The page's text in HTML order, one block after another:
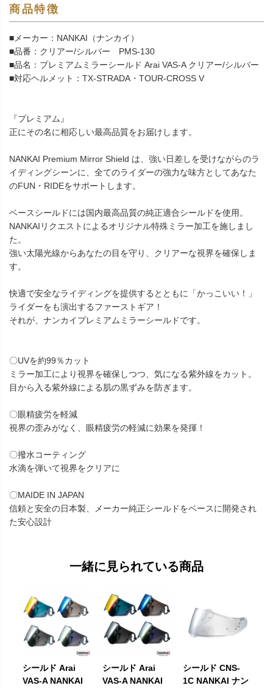
商品特徴
■メーカー：NANKAI（ナンカイ）
■品番：クリアー/シルバー PMS-130
■品名：プレミアムミラーシールド Arai VAS-A クリアー/シルバー
■対応ヘルメット：TX-STRADA・TOUR-CROSS V
『プレミアム』
正にその名に相応しい最高品質をお届けします。
NANKAI Premium Mirror Shield は、強い日差しを受けながらのラ
イディングシーンに、全てのライダーの強力な味方としてあなた
のFUN・RIDEをサポートします。
ベースシールドには国内最高品質の純正適合シールドを使用。
NANKAIリクエストによるオリジナル特殊ミラー加工を施しまし
た。
強い太陽光線からあなたの目を守り、クリアーな視界を確保しま
す。
快適で安全なライディングを提供するとともに「かっこいい！」
ライダーをも演出するファーストギア！
それが、ナンカイプレミアムミラーシールドです。
〇UVを約99％カット
ミラー加工により視界を確保しつつ、気になる紫外線をカット。
目から入る紫外線による肌の黒ずみを防ぎます。
〇眼精疲労を軽減
視界の歪みがなく、眼精疲労の軽減に効果を発揮！
〇撥水コーティング
水滴を弾いて視界をクリアに
〇MAIDE IN JAPAN
信頼と安全の日本製、メーカー純正シールドをベースに開発され
た安心設計
一緒に見られている商品
シールド Arai
VAS-A NANKAI
シールド Arai
VAS-A NANKAI
シールド CNS-
1C NANKAI ナン